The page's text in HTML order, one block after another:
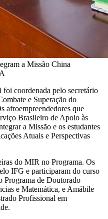
a Missão China
foi coordenada pelo secretário
e Superação do
afroempreendedores que
Brasileiro de Apoio às
a Missão e os estudantes
Atuais e Perspectivas
do MIR no Programa. Os
IFG e participaram do curso
Programa de Doutorado
e Matemática, e Amábile
Profissional em